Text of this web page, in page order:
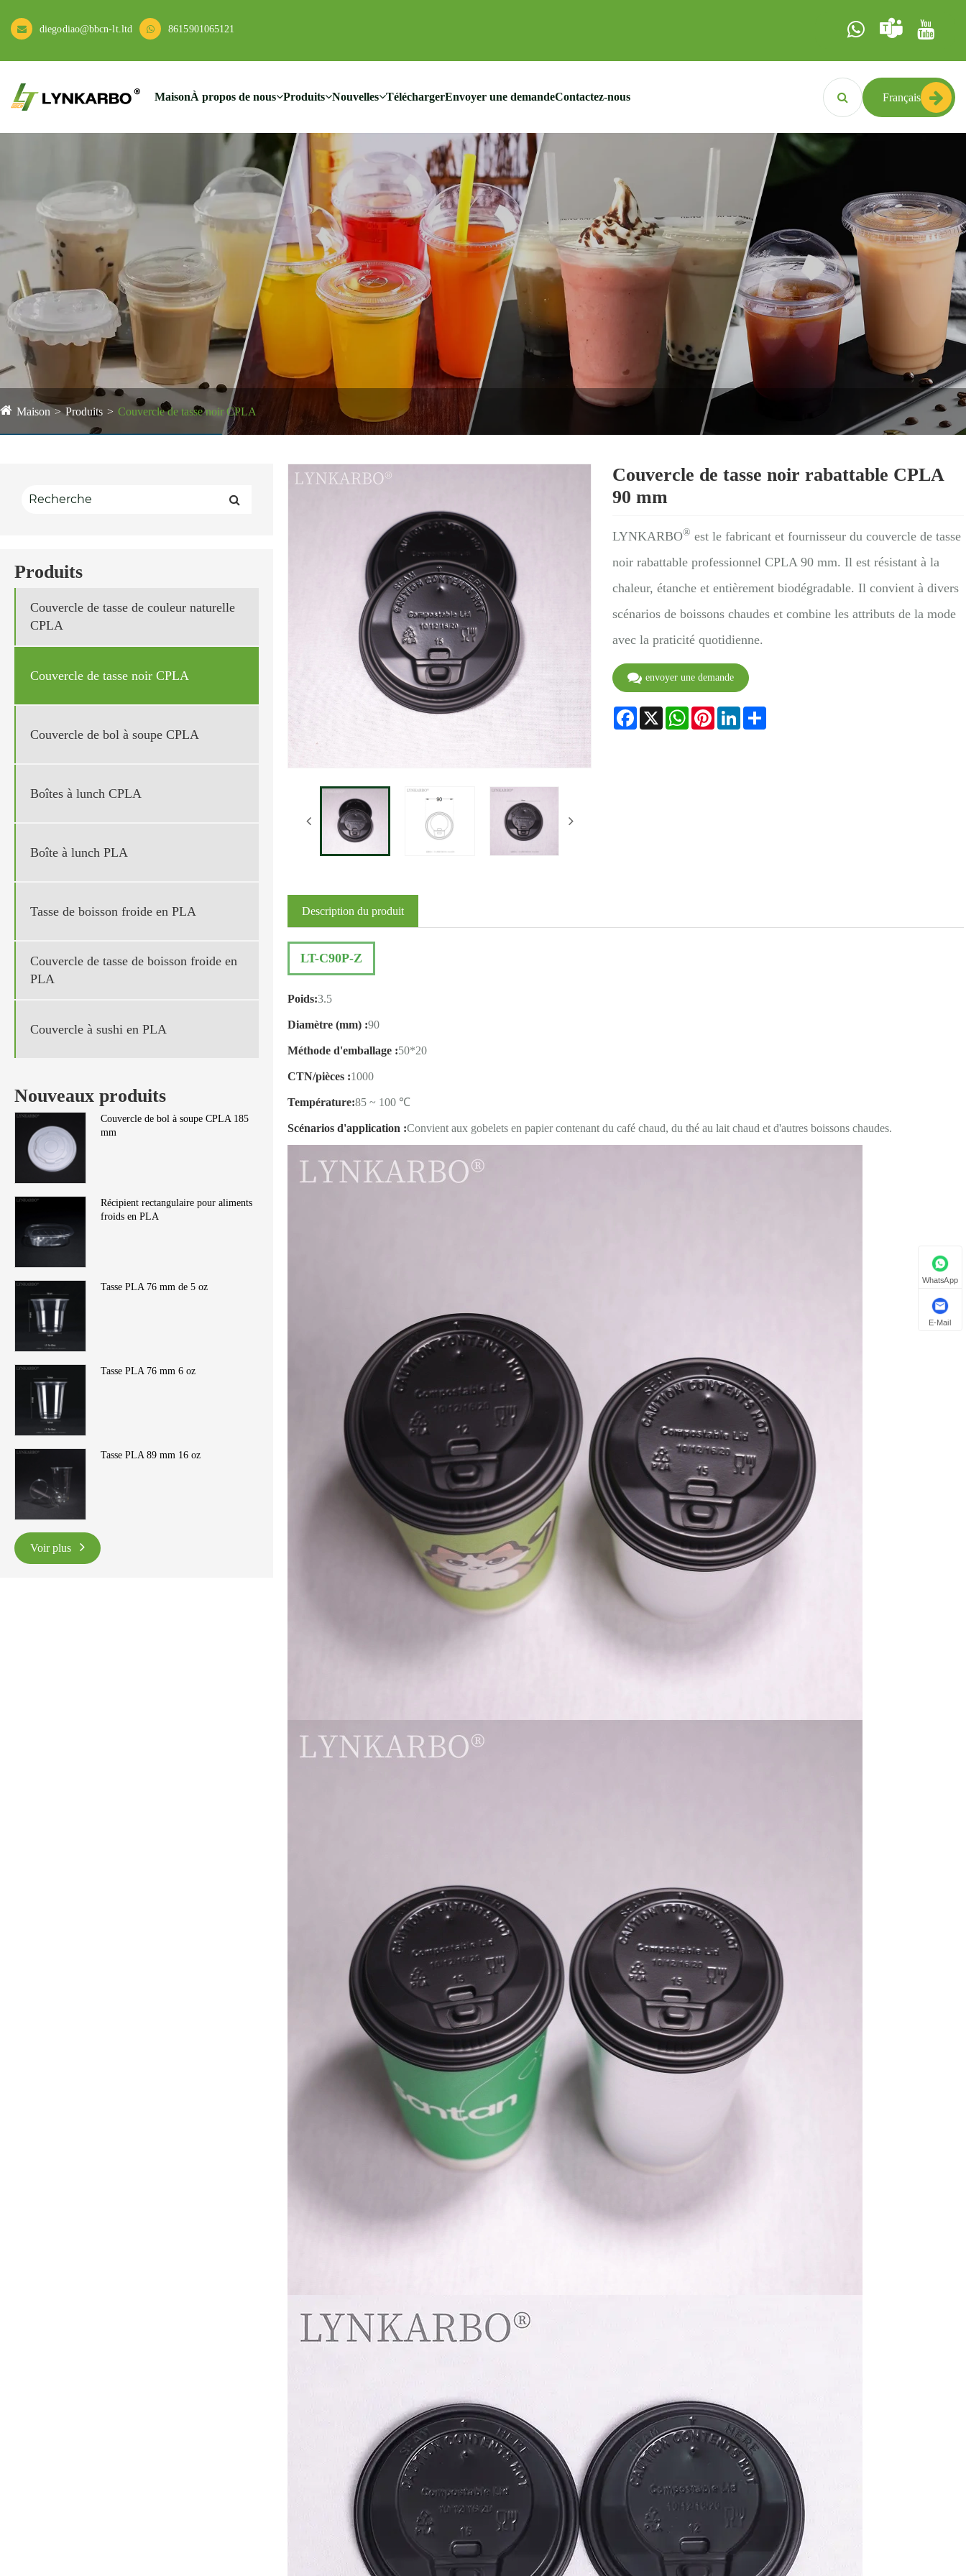
diegodiao@bbcn-lt.ltd 8615901065121
MaisonÀ propos de nous Produits Nouvelles TéléchargerEnvoyer une demandeContactez-nous Français
Maison Produits Couvercle de tasse noir CPLA
Produits
Couvercle de tasse de couleur naturelle
CPLA
Couvercle de tasse noir CPLA
Couvercle de bol à soupe CPLA
Boîtes à lunch CPLA
Boîte à lunch PLA
Tasse de boisson froide en PLA
Couvercle de tasse de boisson froide en
PLA
Couvercle à sushi en PLA
Nouveaux produits
Couvercle de bol à soupe CPLA 185
mm
Récipient rectangulaire pour aliments
froids en PLA
Tasse PLA 76 mm de 5 oz
Tasse PLA 76 mm 6 oz
Tasse PLA 89 mm 16 oz
Voir plus
Couvercle de tasse noir rabattable CPLA
90 mm
LYNKARBO® est le fabricant et fournisseur du couvercle de tasse
noir rabattable professionnel CPLA 90 mm. Il est résistant à la
chaleur, étanche et entièrement biodégradable. Il convient à divers
scénarios de boissons chaudes et combine les attributs de la mode
avec la praticité quotidienne.
envoyer une demande
Facebook
X WhatsAppPinterestLinkedInShare
Description du produit
LT-C90P-Z
Poids:3.5
Diamètre (mm) :90
Méthode d'emballage :50*20
CTN/pièces :1000
Température:85 ~ 100 ℃
Scénarios d'application :Convient aux gobelets en papier contenant du café chaud, du thé au lait chaud et d'autres boissons chaudes.
WhatsApp
E-Mail